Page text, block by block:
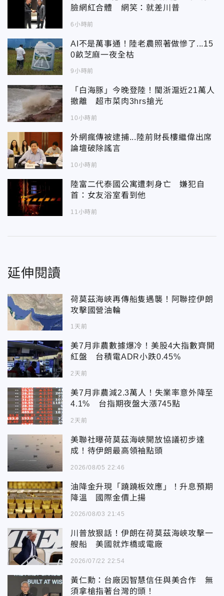
臉網紅合體 網笑：就差川普
6小時前
AI不是萬事通！陸老農照著做慘了...15
0畝芝麻一夜全枯
9小時前
「白海豚」今晚登陸！閩浙滬近21萬人
撤離 超市菜肉3hrs搶光
10小時前
外網瘋傳被逮捕...陸前財長樓繼偉出席
論壇破除謠言
10小時前
陸富二代泰國公寓遭刺身亡 嫌犯自
首：女友浴室看到他
11小時前
延伸閱讀
荷莫茲海峽再傳船隻遇襲！阿聯控伊朗
攻擊國營油輪
1天前
美7月非農數據爆冷！美股4大指數齊開
紅盤 台積電ADR小跌0.45%
2天前
美7月非農減2.3萬人！失業率意外降至
4.1% 台指期夜盤大漲745點
2天前
美聯社曝荷莫茲海峽開放協議初步達
成！待伊朗最高領袖點頭
2026/08/05 22:46
油降金升現「蹺蹺板效應」！升息預期
降溫 國際金價上揚
2026/08/03 21:45
川普放狠話！伊朗在荷莫茲海峽攻擊一
艘船 美國就炸橋或電廠
2026/07/22 22:54
黃仁勳：台廠因智慧信任與美合作 無
須拿槍指著台灣的頭！